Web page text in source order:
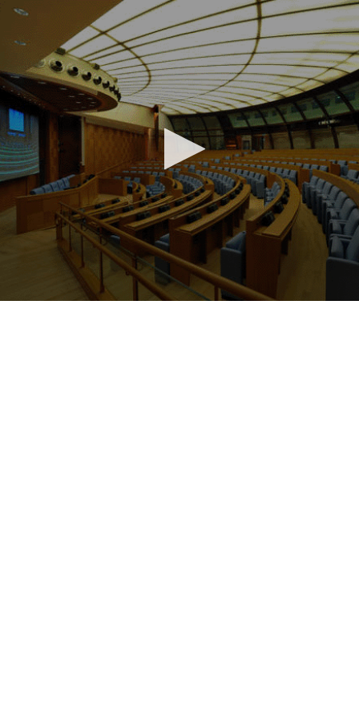
Vai al contenuto principale
WebTV Camera dei Deputati
Vai al menu di navigazione
Contenuto
Fine contenuto
Vai al contenuto principale Vai al menu di navigazione